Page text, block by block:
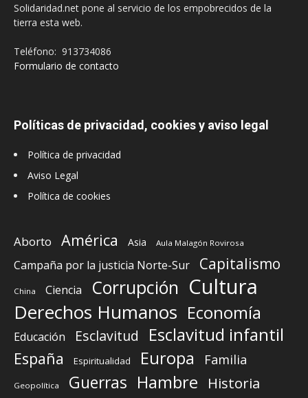
Solidaridad.net pone al servicio de los empobrecidos de la
tierra esta web.
Teléfono: 913734086
Formulario de contacto
Políticas de privacidad, cookies y aviso legal
Política de privacidad
Aviso Legal
Política de cookies
Aborto América Asia Aula Malagón Rovirosa
Campaña por la justicia Norte-Sur Capitalismo
China Ciencia Corrupción Cultura
Derechos Humanos Economía
Educación Esclavitud Esclavitud infantil
España Espiritualidad Europa Familia
Geopolítica Guerras Hambre Historia